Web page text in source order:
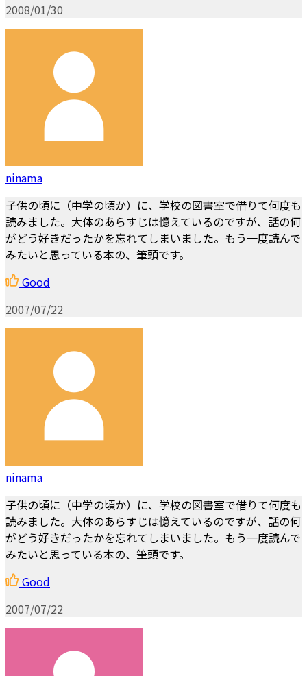
2008/01/30
ninama
子供の頃に（中学の頃か）に、学校の図書室で借りて何度も
読みました。大体のあらすじは憶えているのですが、話の何
がどう好きだったかを忘れてしまいました。もう一度読んで
みたいと思っている本の、筆頭です。
Good
2007/07/22
ninama
子供の頃に（中学の頃か）に、学校の図書室で借りて何度も
読みました。大体のあらすじは憶えているのですが、話の何
がどう好きだったかを忘れてしまいました。もう一度読んで
みたいと思っている本の、筆頭です。
Good
2007/07/22